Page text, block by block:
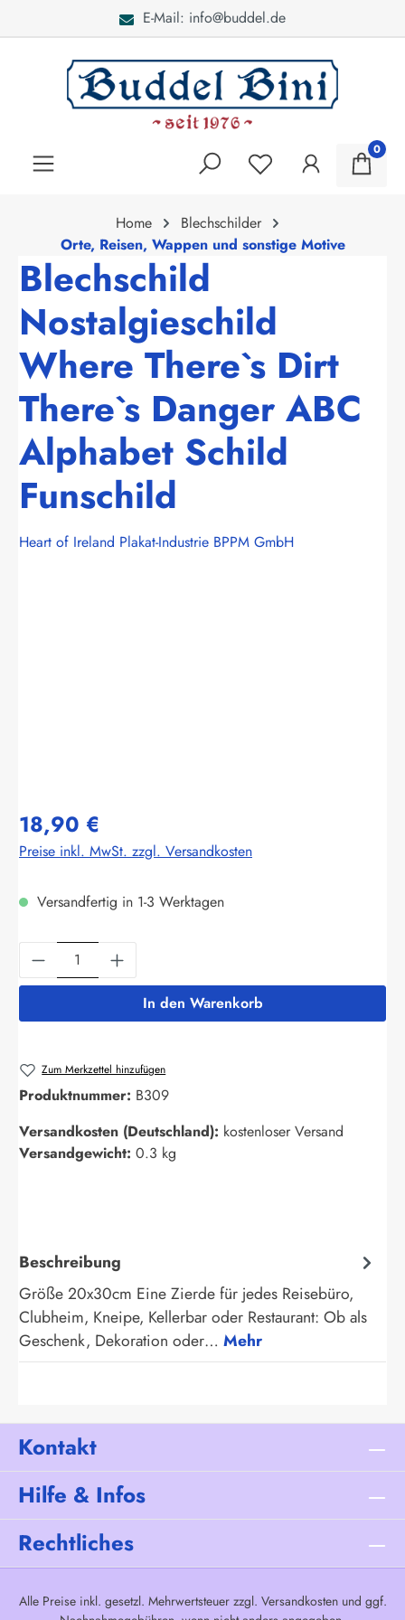
E-Mail: info@buddel.de
0
Home
Blechschilder
Orte, Reisen, Wappen und sonstige Motive
Blechschild
Nostalgieschild
Where There`s Dirt
There`s Danger ABC
Alphabet Schild
Funschild
Heart of Ireland Plakat-Industrie BPPM GmbH
18,90 €
Preise inkl. MwSt. zzgl. Versandkosten
Versandfertig in 1-3 Werktagen
Produkt Anzahl: Gib den gewünschten
In den Warenkorb
Zum Merkzettel hinzufügen
Produktnummer: B309
Versandkosten (Deutschland): kostenloser Versand
Versandgewicht: 0.3 kg
Beschreibung
Größe 20x30cm Eine Zierde für jedes Reisebüro,
Clubheim, Kneipe, Kellerbar oder Restaurant: Ob als
Geschenk, Dekoration oder… Mehr
Kontakt
Hilfe & Infos
Rechtliches
Alle Preise inkl. gesetzl. Mehrwertsteuer zzgl. Versandkostenund ggf.